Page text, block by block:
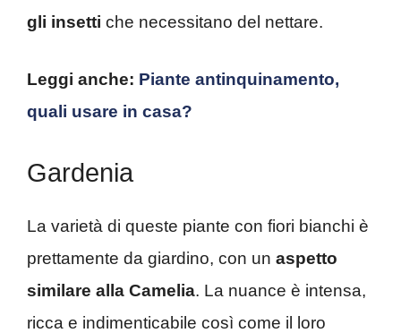
gli insetti che necessitano del nettare.
Leggi anche: Piante antinquinamento,
quali usare in casa?
Gardenia
La varietà di queste piante con fiori bianchi è
prettamente da giardino, con un aspetto
similare alla Camelia. La nuance è intensa,
ricca e indimenticabile così come il loro